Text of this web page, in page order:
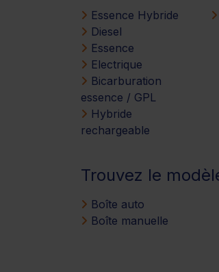
Essence Hybride
Diesel
Essence
Electrique
Bicarburation
essence / GPL
Hybride
rechargeable
Trouvez le
Boîte auto
Boîte manuelle